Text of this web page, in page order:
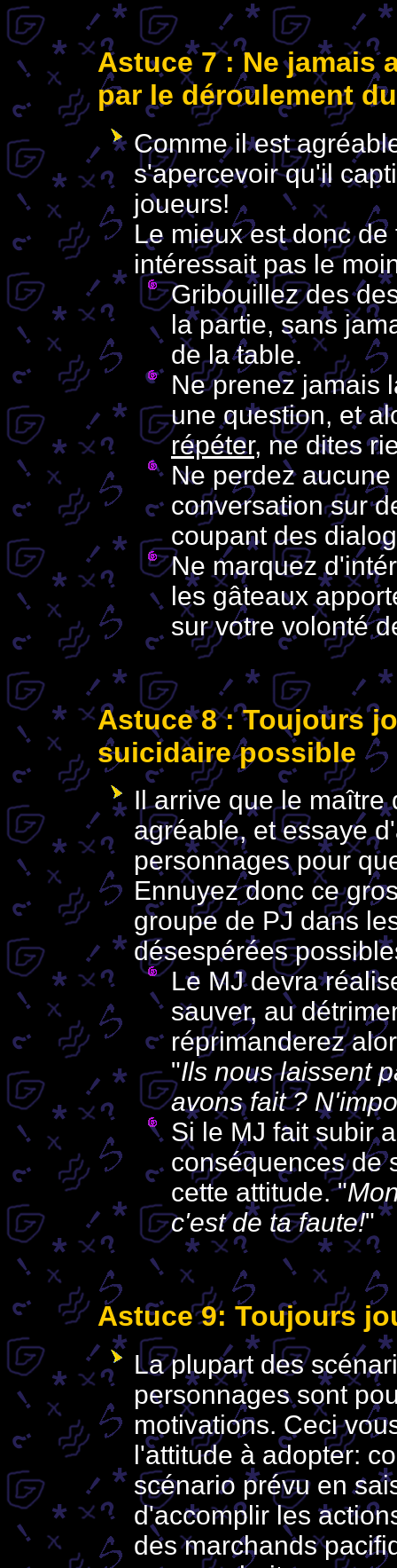
Astuce 7 : Ne jamais
par le déroulement
Comme il est
s'apercevoir qu'il
joueurs!
Le mieux est donc
intéressait pas le
Gribouillez des
la partie, sans
de la table.
Ne prenez jamais
une question, et
répéter, ne dites
Ne perdez
conversation sur
coupant des
Ne marquez
les gâteaux
sur votre volonté
Astuce 8 : Toujours
suicidaire possible
Il arrive que le maître
agréable, et essaye
personnages pour
Ennuyez donc ce
groupe de PJ dans
désespérées
Le MJ devra
sauver, au
réprimanderez
"Ils nous laissent
avons fait ?
Si le MJ fait subir
conséquences de
cette attitude. "
c'est de ta faute!"
Astuce 9: Toujours
La plupart des
personnages sont
motivations. Ceci
l'attitude à adopter:
scénario prévu en
d'accomplir les
des marchands